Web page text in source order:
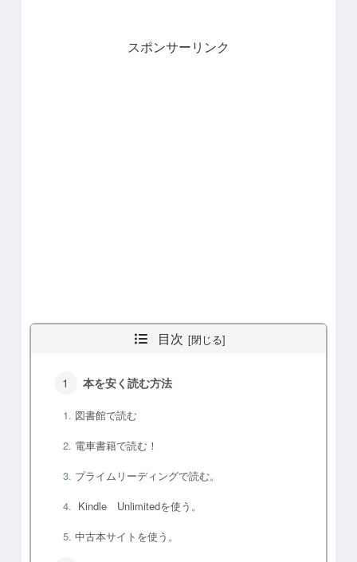
スポンサーリンク
目次
本を安く読む方法
図書館で読む
電車書籍で読む！
プライムリーディングで読む。
Kindle Unlimitedを使う。
中古本サイトを使う。